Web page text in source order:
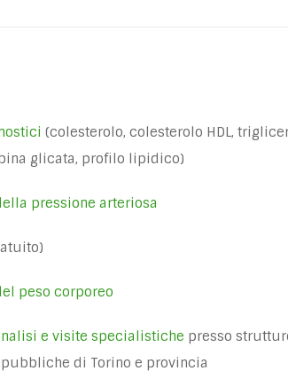
(colesterolo, colesterolo HDL,
glicata, profilo lipidico)
pressione arteriosa
peso corporeo
e visite specialistiche presso
di Torino e provincia